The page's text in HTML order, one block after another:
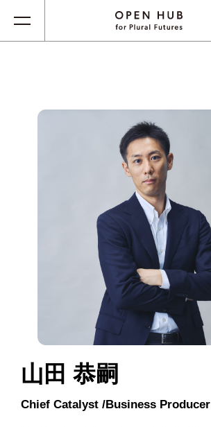
山田 恭嗣
Chief Catalyst /Business Producer